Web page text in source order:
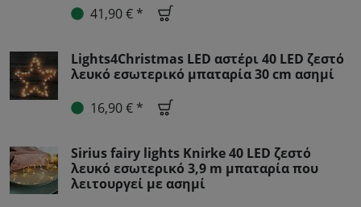
41,90 € *
Lights4Christmas LED αστέρι 40 LED ζεστό
λευκό εσωτερικό μπαταρία 30 cm ασημί
16,90 € *
Sirius fairy lights Knirke 40 LED ζεστό
λευκό εσωτερικό 3,9 m μπαταρία που
λειτουργεί με ασημί